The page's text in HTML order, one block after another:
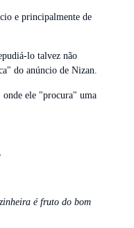
e principalmente de
lo talvez não
do anúncio de Nizan.
ele "procura" uma
é fruto do bom